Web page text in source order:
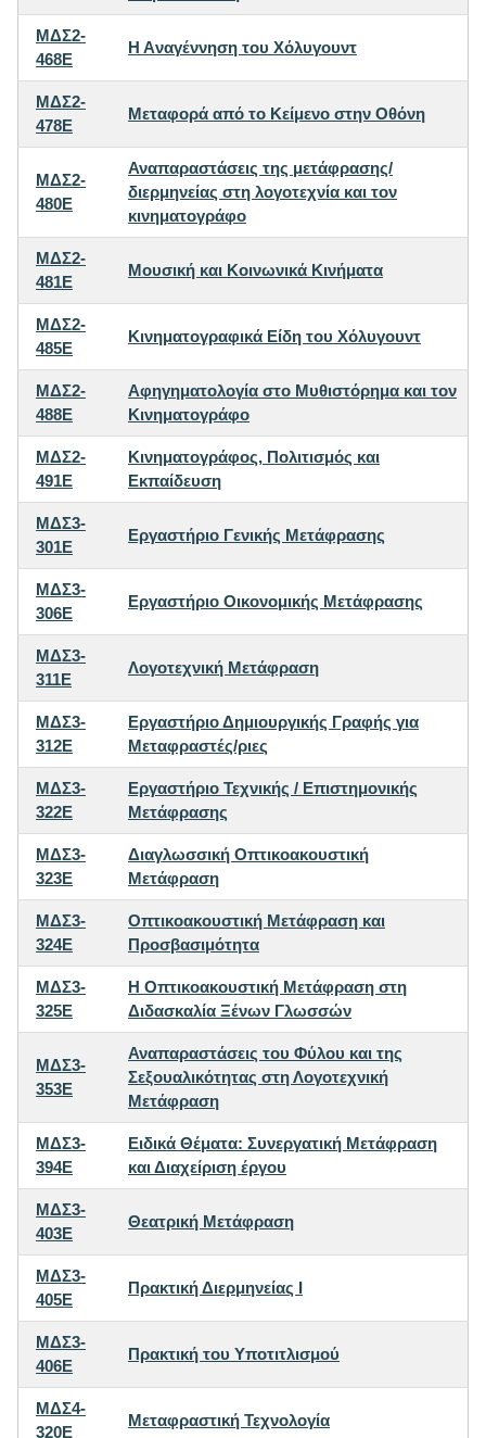
ΜΔΣ2-
468E
H Aναγέννηση του Xόλυγουντ
ΜΔΣ2-
478E
Μεταφορά από το Κείμενο στην Oθόνη
ΜΔΣ2-
480E
Αναπαραστάσεις της μετάφρασης/
διερμηνείας στη λογοτεχνία και τον
κινηματογράφο
ΜΔΣ2-
481E
Μουσική και Κοινωνικά Κινήματα
ΜΔΣ2-
485E
Κινηματογραφικά Είδη του Χόλυγουντ
ΜΔΣ2-
488E
Αφηγηματολογία στο Μυθιστόρημα και τον
Κινηματογράφο
ΜΔΣ2-
491E
Κινηματογράφος, Πολιτισμός και
Εκπαίδευση
ΜΔΣ3-
301E
Εργαστήριο Γενικής Μετάφρασης
ΜΔΣ3-
306E
Εργαστήριο Οικονομικής Μετάφρασης
ΜΔΣ3-
311E
Λογοτεχνική Μετάφραση
ΜΔΣ3-
312E
Εργαστήριο Δημιουργικής Γραφής για
Μεταφραστές/ριες
ΜΔΣ3-
322E
Εργαστήριο Τεχνικής / Επιστημονικής
Μετάφρασης
ΜΔΣ3-
323E
Διαγλωσσική Οπτικοακουστική
Μετάφραση
ΜΔΣ3-
324E
Οπτικοακουστική Μετάφραση και
Προσβασιμότητα
ΜΔΣ3-
325E
Η Οπτικοακουστική Μετάφραση στη
Διδασκαλία Ξένων Γλωσσών
ΜΔΣ3-
353E
Αναπαραστάσεις του Φύλου και της
Σεξουαλικότητας στη Λογοτεχνική
Μετάφραση
ΜΔΣ3-
394E
Ειδικά Θέματα: Συνεργατική Μετάφραση
και Διαχείριση έργου
ΜΔΣ3-
403E
Θεατρική Μετάφραση
ΜΔΣ3-
405E
Πρακτική Διερμηνείας I
ΜΔΣ3-
406E
Πρακτική του Υποτιτλισμού
ΜΔΣ4-
320E
Μεταφραστική Τεχνολογία